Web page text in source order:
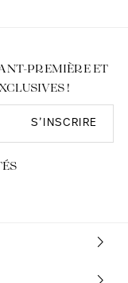
PREMIÈRE ET
!
S’INSCRIRE